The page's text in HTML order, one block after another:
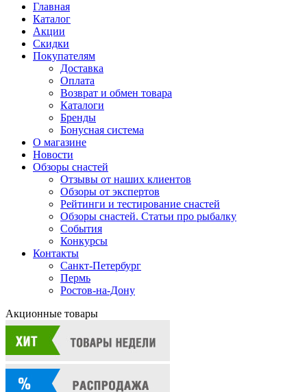
Главная
Каталог
Акции
Скидки
Покупателям
Доставка
Оплата
Возврат и обмен товара
Каталоги
Бренды
Бонусная система
О магазине
Новости
Обзоры снастей
Отзывы от наших клиентов
Обзоры от экспертов
Рейтинги и тестирование снастей
Обзоры снастей. Статьи про рыбалку
События
Конкурсы
Контакты
Санкт-Петербург
Пермь
Ростов-на-Дону
Акционные товары